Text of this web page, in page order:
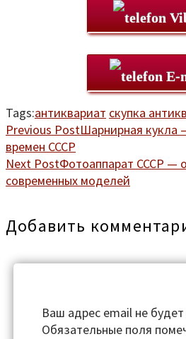
E-
Tags:антиквариат скупка
Previous PostШарнирная кукла
времен СССР
Next PostФотоаппарат СССР —
современных моделей
Добавить
Ваш адрес email не
Обязательные поля